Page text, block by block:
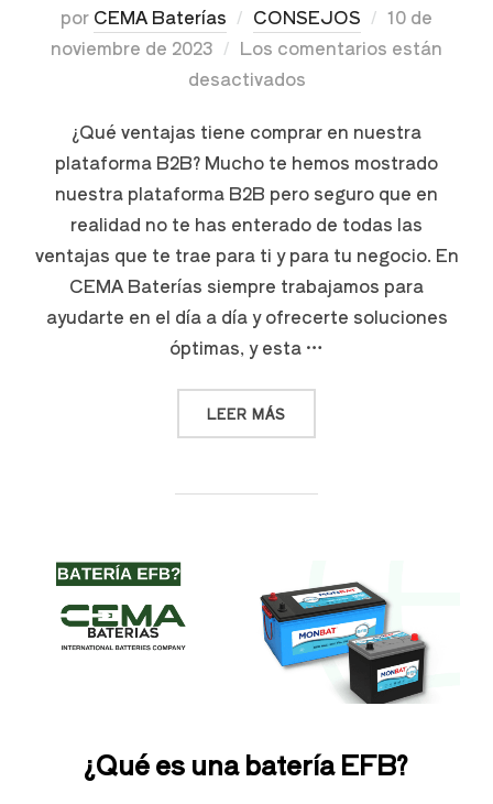
por CEMA Baterías CONSEJOS
10 de
noviembre de 2023
Los comentarios están
desactivados
¿Qué ventajas tiene comprar en nuestra
plataforma B2B? Mucho te hemos mostrado
nuestra plataforma B2B pero seguro que en
realidad no te has enterado de todas las
ventajas que te trae para ti y para tu negocio. En
CEMA Baterías siempre trabajamos para
ayudarte en el día a día y ofrecerte soluciones
óptimas, y esta …
LEER MÁS
¿Qué es una batería EFB?